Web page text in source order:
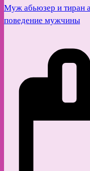
Муж абьюзер и тиран
поведение мужчины